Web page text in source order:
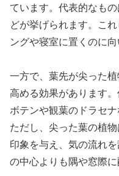
ています。代表的なも
どが挙げられます。こ
ングや寝室に置くのに向
一方で、葉先が尖った
高める効果があります
ボテンや観葉のドラセ
ただし、尖った葉の植
印象を与え、気の流れ
の中心よりも隅や窓際に